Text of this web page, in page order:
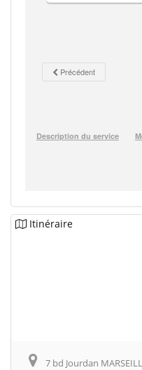
Itinéraire
7 bd Jourdan